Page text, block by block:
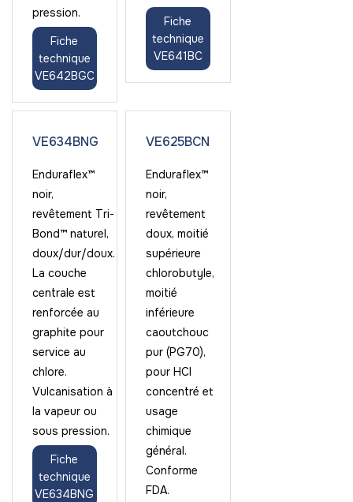
pression.
Fiche
technique
VE642BGC
Fiche
technique
VE641BC
VE634BNG
Enduraflex™
noir,
revêtement Tri-
Bond™ naturel,
doux/dur/doux.
La couche
centrale est
renforcée au
graphite pour
service au
chlore.
Vulcanisation à
la vapeur ou
sous pression.
Fiche
technique
VE634BNG
VE625BCN
Enduraflex™
noir,
revêtement
doux, moitié
supérieure
chlorobutyle,
moitié
inférieure
caoutchouc
pur (PG70),
pour HCl
concentré et
usage
chimique
général.
Conforme
FDA.